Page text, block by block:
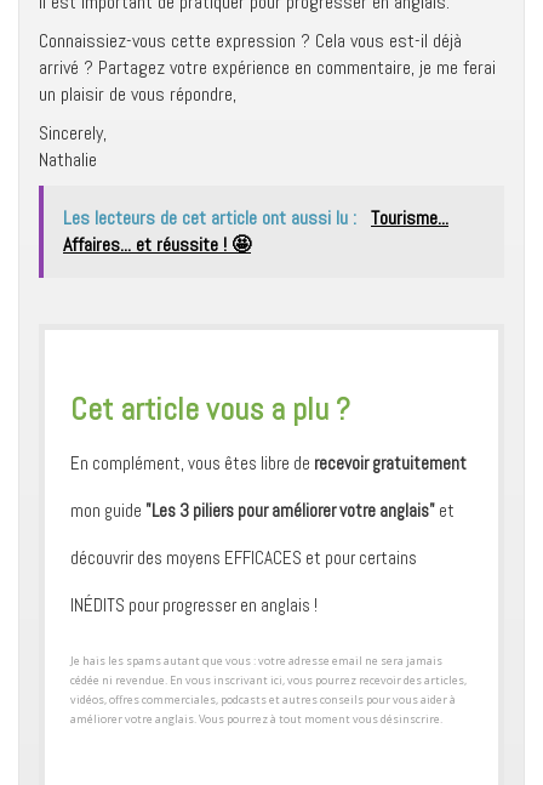
Connaissiez-vous cette expression ? Cela vous est-il déjà
arrivé ? Partagez votre expérience en commentaire, je me ferai
un plaisir de vous répondre,
Sincerely,
Nathalie
Les lecteurs de cet article ont aussi lu : Tourisme...
Affaires... et réussite ! 🤩
​Cet article vous a plu ?
En complément, vous êtes libre de recevoir gratuitement
mon guide "Les 3 piliers pour améliorer votre anglais" et
découvrir des moyens ​EFFICACES et pour certains ​
INÉDITS pour progresser en anglais !
​Je hais les spams autant que vous : votre adresse email ne sera jamais
cédée ni revendue. En vous inscrivant ici, vous pourrez recevoir des articles,
vidéos, offres commerciales, podcasts et autres conseils pour ​vous aider à
améliorer votre anglais. Vous pourrez à tout moment vous désinscrire.